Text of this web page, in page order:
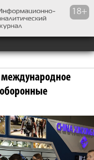
международное